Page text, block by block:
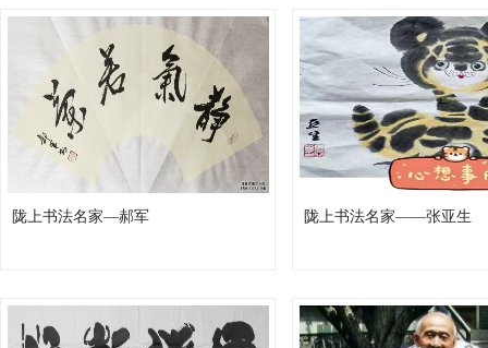
陇上书法名家—郝军 陇上书法名家——张亚生